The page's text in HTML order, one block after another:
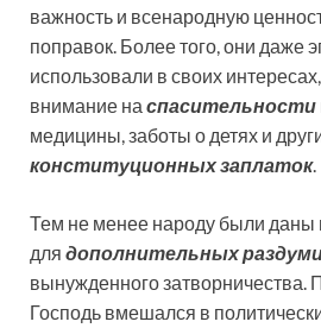
важность и всенародную
поправок. Более того, они даже
использовали в своих
внимание на спасительности
медицины, заботы о детях и
конституционных заплаток.
Тем не менее народу были
для дополнительных
вынужденного затворничества.
Господь вмешался в